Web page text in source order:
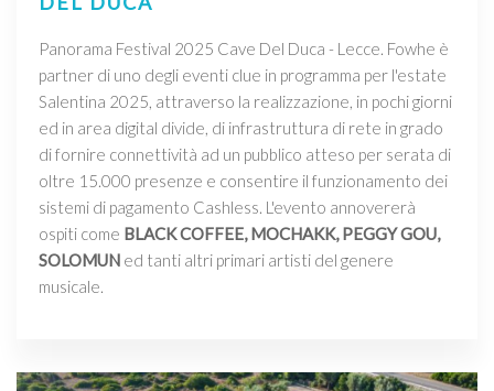
Panorama Festival 2025 Cave Del Duca - Lecce. Fowhe è
partner di uno degli eventi clue in programma per l'estate
Salentina 2025, attraverso la realizzazione, in pochi giorni
ed in area digital divide, di infrastruttura di rete in grado
di fornire connettività ad un pubblico atteso per serata di
oltre 15.000 presenze e consentire il funzionamento dei
sistemi di pagamento Cashless. L'evento annovererà
ospiti come BLACK COFFEE, MOCHAKK, PEGGY GOU,
SOLOMUN ed tanti altri primari artisti del genere
musicale.